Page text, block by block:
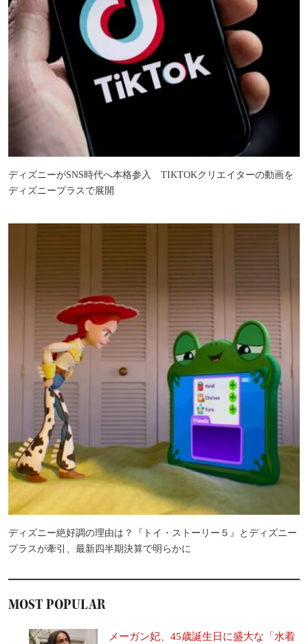
ディズニーがSNS時代へ本格参入 TIKTOKクリエイターの動画を
ディズニープラスで展開
ディズニー絶好調の理由は？『トイ・ストーリー５』とディズニー
プラスが牽引、最新四半期決算で明らかに
MOST POPULAR
メーガン妃、45歳誕生日に盛大な「水着